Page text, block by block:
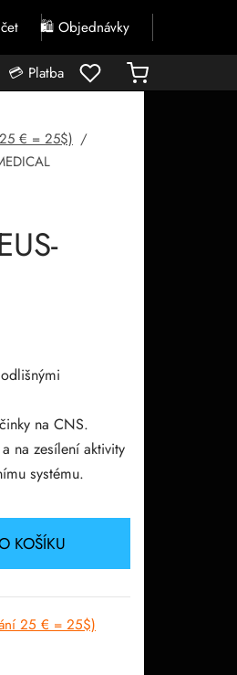
🛍️ Objednávky
💳 Platba
€ = 25$) /
na CNS.
na zesílení aktivity
systému.
KOŠÍKU
25 € = 25$)